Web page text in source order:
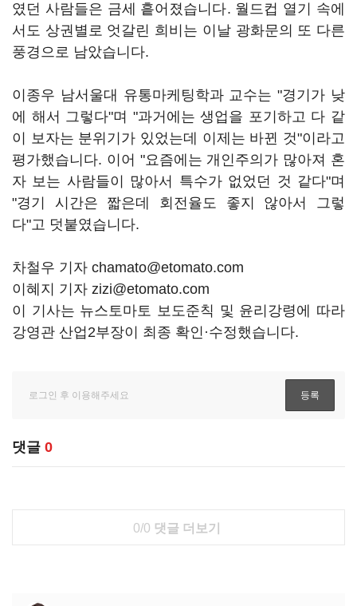
였던 사람들은 금세 흩어졌습니다. 월드컵 열기 속에
서도 상권별로 엇갈린 희비는 이날 광화문의 또 다른
풍경으로 남았습니다.
이종우 남서울대 유통마케팅학과 교수는 "경기가 낮
에 해서 그렇다"며 "과거에는 생업을 포기하고 다 같
이 보자는 분위기가 있었는데 이제는 바뀐 것"이라고
평가했습니다. 이어 "요즘에는 개인주의가 많아져 혼
자 보는 사람들이 많아서 특수가 없었던 것 같다"며
"경기 시간은 짧은데 회전율도 좋지 않아서 그렇
다"고 덧붙였습니다.
차철우 기자 chamato@etomato.com
이혜지 기자 zizi@etomato.com
이 기사는 뉴스토마토 보도준칙 및 윤리강령에 따라
강영관 산업2부장이 최종 확인·수정했습니다.
댓글 0
0/0 댓글 더보기